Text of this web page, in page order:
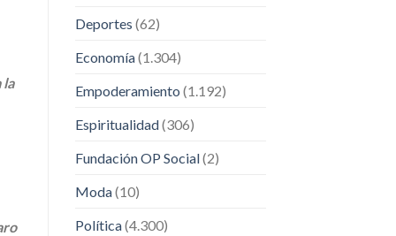
la
Deportes (62)
Economía(1.304)
Empoderamiento (1.192)
Espiritualidad(306)
Fundación OP Social(2)
Moda(10)
Política(4.300)